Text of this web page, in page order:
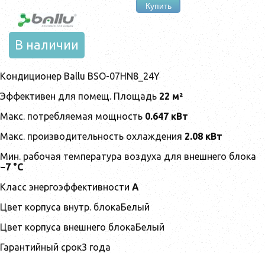
Купить
В наличии
Кондиционер Ballu BSO-07HN8_24Y
Эффективен для помещ. Площадь 22 м²
Макс. потребляемая мощность 0.647 кВт
Макс. производительность охлаждения 2.08 кВт
Мин. рабочая температура воздуха для внешнего блока
−7 °С
Класс энергоэффективности A
Цвет корпуса внутр. блокаБелый
Цвет корпуса внешнего блокаБелый
Гарантийный срок3 года